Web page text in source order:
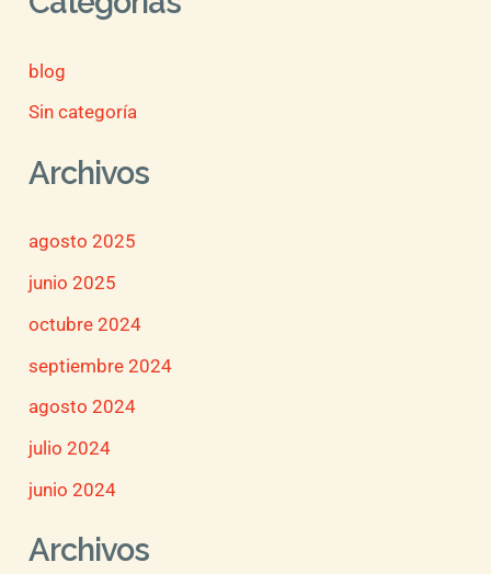
blog
Sin categoría
Archivos
agosto 2025
junio 2025
octubre 2024
septiembre 2024
agosto 2024
julio 2024
junio 2024
Archivos